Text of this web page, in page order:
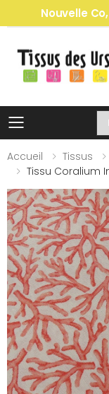
Nouvelle
Toggle
Accueil
Tissus
Tissu Coralium